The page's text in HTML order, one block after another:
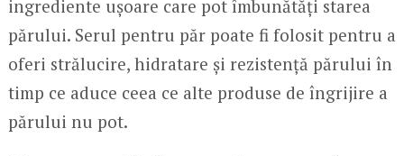
ingrediente ușoare care pot îmbunătăți starea
părului. Serul pentru păr poate fi folosit pentru a
oferi strălucire, hidratare și rezistență părului în
timp ce aduce ceea ce alte produse de îngrijire a
părului nu pot.